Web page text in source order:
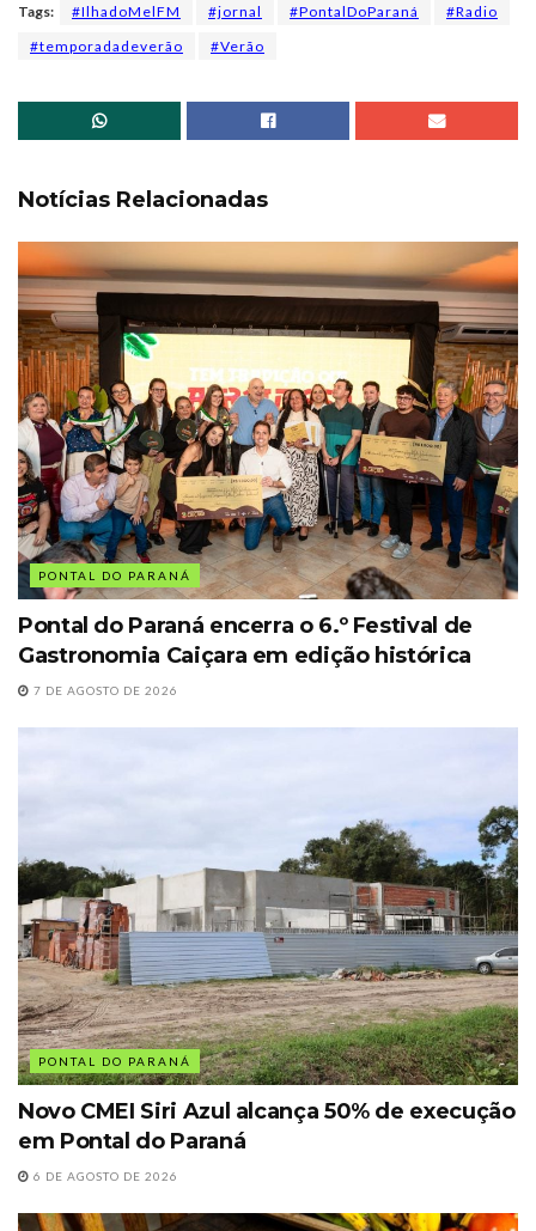
Tags: #IlhadoMelFM #jornal #PontalDoParaná
#Radio
#temporadadeverão
#Verão
Notícias Relacionadas
PONTAL DO PARANÁ
Pontal do Paraná encerra o 6.º Festival de
Gastronomia Caiçara em edição histórica
7 DE AGOSTO DE 2026
PONTAL DO PARANÁ
Novo CMEI Siri Azul alcança 50% de execução
em Pontal do Paraná
6 DE AGOSTO DE 2026